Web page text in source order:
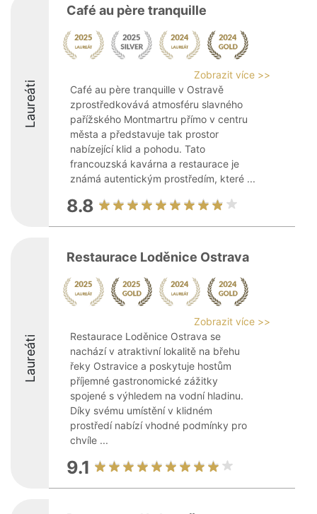
Laureáti
Café au père tranquille
Zobrazit více >>
Café au père tranquille v Ostravě
zprostředkovává atmosféru slavného
pařížského Montmartru přímo v centru
města a představuje tak prostor
nabízející klid a pohodu. Tato
francouzská kavárna a restaurace je
známá autentickým prostředím, které ...
8.8
Laureáti
Restaurace Loděnice Ostrava
Zobrazit více >>
Restaurace Loděnice Ostrava se
nachází v atraktivní lokalitě na břehu
řeky Ostravice a poskytuje hostům
příjemné gastronomické zážitky
spojené s výhledem na vodní hladinu.
Díky svému umístění v klidném
prostředí nabízí vhodné podmínky pro
chvíle ...
9.1